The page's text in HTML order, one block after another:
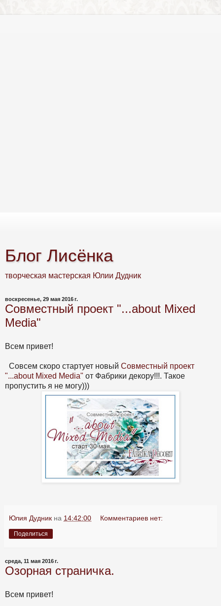
Блог Лисёнка
творческая мастерская Юлии Дудник
воскресенье, 29 мая 2016 г.
Совместный проект "...about Mixed
Media"
Всем привет!
Совсем скоро стартует новый Совместный проект
"...about Mixed Media" от Фабрики декору!!!. Такое
пропустить я не могу)))
Юлия Дудник на 14:42:00 Комментариев нет:
Поделиться
среда, 11 мая 2016 г.
Озорная страничка.
Всем привет!